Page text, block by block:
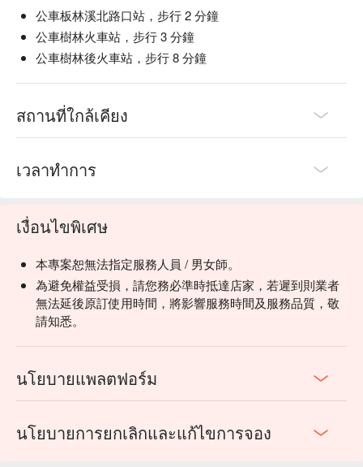
公車板林溪北路口站，步行 2 分鐘
公車樹林火車站，步行 3 分鐘
公車樹林後火車站，步行 8 分鐘
สถานที่ใกล้เคียง
เวลาทำการ
เงื่อนไขพิเศษ
本專案恕無法指定服務人員 / 男女師。
為避免權益受損，請您務必準時抵達店家，若遲到則業者
無法延後原訂使用時間，將影響服務時間及服務品質，敬
請知悉。
นโยบายแพลตฟอร์ม
นโยบายการยกเลิกและแก้ไขการจอง